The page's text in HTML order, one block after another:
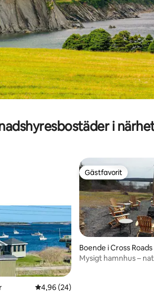
i
omdömen
4,96 av 5 i genomsnittligt betyg, 24
4,96 (24)
Gästfavorit
Gästfavorit
Boende i Cross Roads
ry Harbour
Mysigt hamnhus –